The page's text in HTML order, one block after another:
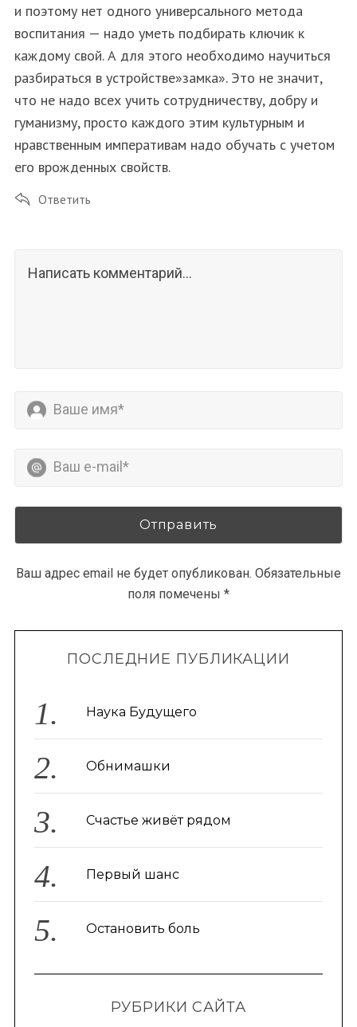
и поэтому нет одного универсального метода
воспитания — надо уметь подбирать ключик к
каждому свой. А для этого необходимо научиться
разбираться в устройстве»замка». Это не значит,
что не надо всех учить сотрудничеству, добру и
гуманизму, просто каждого этим культурным и
нравственным императивам надо обучать с учетом
его врожденных свойств.
Ответить
Ваш адрес email не будет опубликован. Обязательные
поля помечены *
ПОСЛЕДНИЕ ПУБЛИКАЦИИ
Наука Будущего
Обнимашки
Счастье живёт рядом
Первый шанс
Остановить боль
РУБРИКИ САЙТА